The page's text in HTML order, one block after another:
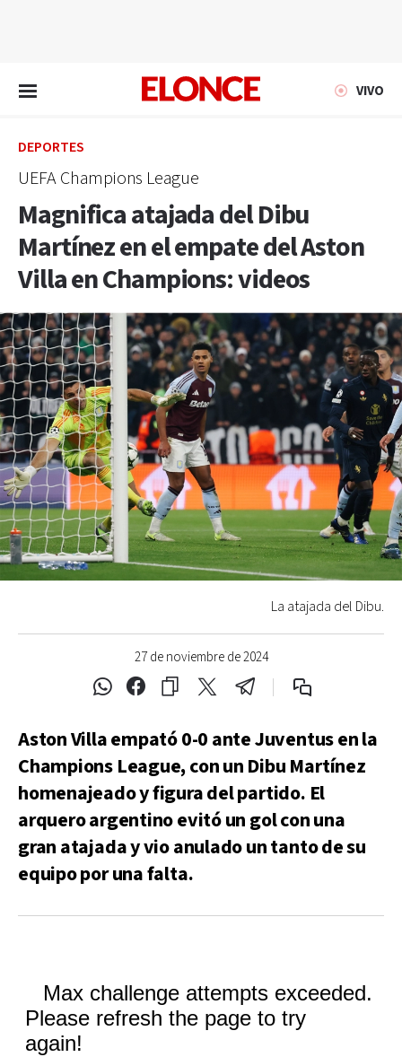
VIVO
DEPORTES
UEFA Champions League
Magnifica atajada del Dibu
Martínez en el empate del Aston
Villa en Champions: videos
27 de noviembre de 2024
La atajada del Dibu.
Aston Villa empató 0-0 ante Juventus en la
Champions League, con un Dibu Martínez
homenajeado y figura del partido. El
arquero argentino evitó un gol con una
gran atajada y vio anulado un tanto de su
equipo por una falta.